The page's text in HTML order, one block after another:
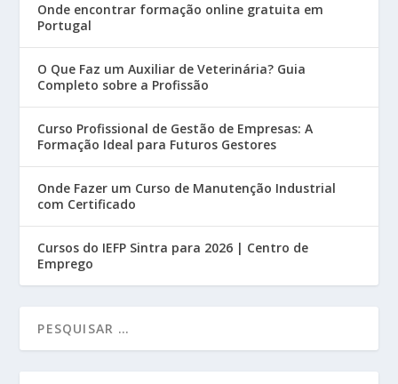
Onde encontrar formação online gratuita em
Portugal
O Que Faz um Auxiliar de Veterinária? Guia
Completo sobre a Profissão
Curso Profissional de Gestão de Empresas: A
Formação Ideal para Futuros Gestores
Onde Fazer um Curso de Manutenção Industrial
com Certificado
Cursos do IEFP Sintra para 2026 | Centro de
Emprego